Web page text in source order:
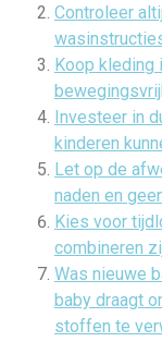
Controleer
Koop kleding
Investeer in
kinderen
Let op de
naden en
Kies voor
combineren
Was nieuwe
baby draagt
stoffen te